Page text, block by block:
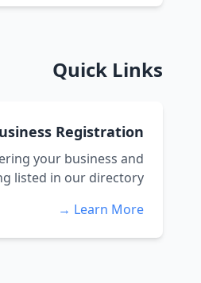
Quick Links
Registration
your business and
listed in our directory.
Learn More →